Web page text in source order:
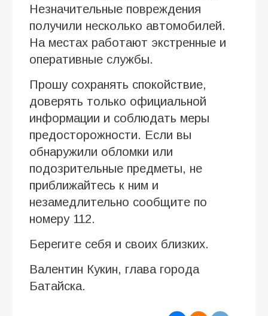
Незначительные повреждения
получили несколько автомобилей.
На местах работают экстренные и
оперативные службы.
Прошу сохранять спокойствие,
доверять только официальной
информации и соблюдать меры
предосторожности. Если вы
обнаружили обломки или
подозрительные предметы, не
приближайтесь к ним и
незамедлительно сообщите по
номеру 112.
Берегите себя и своих близких.
Валентин Кукин, глава города
Батайска.